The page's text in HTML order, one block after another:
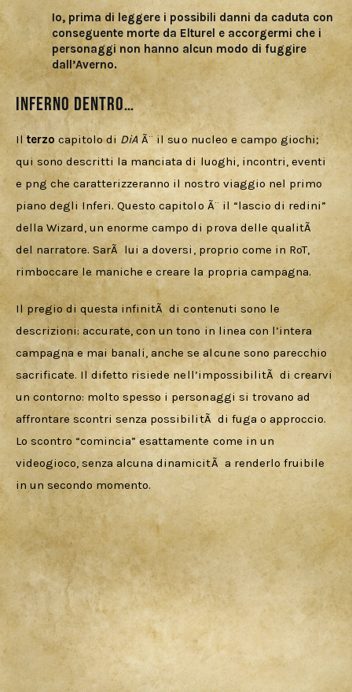
Io, prima di leggere i possibili danni da caduta con
conseguente morte da Elturel e accorgermi che i
personaggi non hanno alcun modo di fuggire
dall’Averno.
Inferno dentro…
Il terzo capitolo di DiA Ã¨ il suo nucleo e campo giochi;
qui sono descritti la manciata di luoghi, incontri, eventi
e png che caratterizzeranno il nostro viaggio nel primo
piano degli Inferi. Questo capitolo Ã¨ il “lascio di redini”
della Wizard, un enorme campo di prova delle qualitÃ
del narratore. SarÃ  lui a doversi, proprio come in RoT,
rimboccare le maniche e creare la propria campagna.
Il pregio di questa infinitÃ  di contenuti sono le
descrizioni: accurate, con un tono in linea con l’intera
campagna e mai banali, anche se alcune sono parecchio
sacrificate. Il difetto risiede nell’impossibilitÃ  di crearvi
un contorno: molto spesso i personaggi si trovano ad
affrontare scontri senza possibilitÃ  di fuga o approccio.
Lo scontro “comincia” esattamente come in un
videogioco, senza alcuna dinamicitÃ  a renderlo fruibile
in un secondo momento.